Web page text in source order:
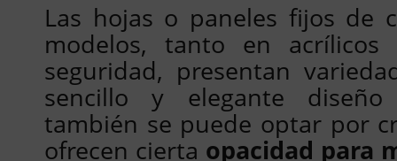
Las hojas o paneles fijos de
modelos, tanto en
seguridad, presentan
sencillo y elegante
también se puede optar por
ofrecen cierta opacidad para